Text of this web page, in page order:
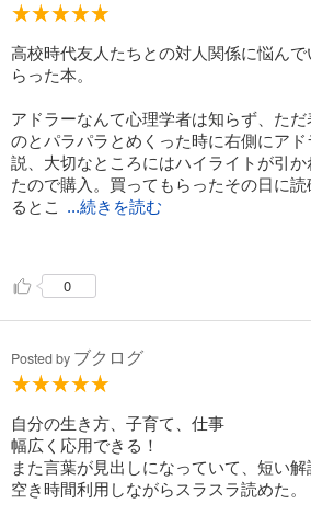
高校時代友人たちとの対人関係に悩ん
らった本。
アドラーなんて心理学者は知らず、た
のとパラパラとめくった時に右側にア
説、大切なところにはハイライトが引
たので購入。買ってもらったその日に
るとこ
...続きを読む
していた。
が、この本があることで私の味方が増え
校卒業して大学で県外へ行ったときにも
いる今でも大切な本の一つ。
0
Posted by ブクログ
自分の生き方、子育て、仕事
幅広く応用できる！
また言葉が見出しになっていて、短い
空き時間利用しながらスラスラ読めた。